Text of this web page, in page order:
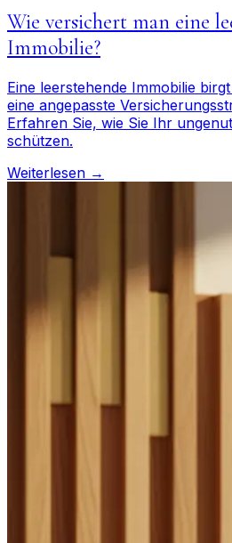
Wie versichert man eine
Immobilie?
Eine leerstehende Immobilie
eine angepasste
Erfahren Sie, wie Sie Ihr
schützen.
Weiterlesen →